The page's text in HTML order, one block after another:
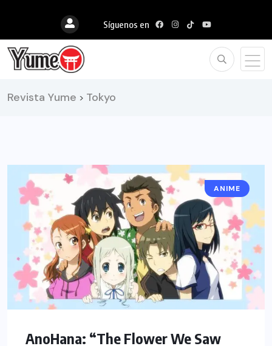
Síguenos en
Revista Yume > Tokyo
ANIME
AnoHana: “The Flower We Saw